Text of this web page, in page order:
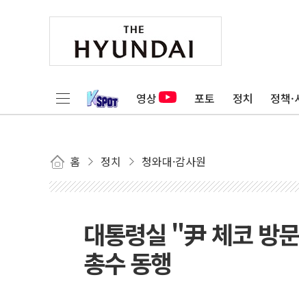
영상 포토 정치 정책·
홈 정치 청와대·감사원
대통령실 "尹 체코 방
총수 동행